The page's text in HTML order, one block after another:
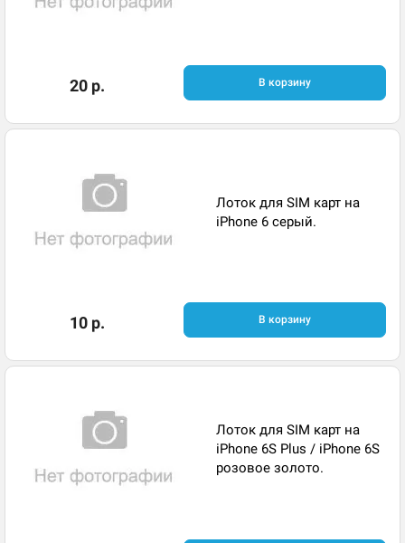
20 р. В корзину
Лоток для SIM карт на
iPhone 6 серый.
10 р. В корзину
Лоток для SIM карт на
iPhone 6S Plus / iPhone 6S
розовое золото.